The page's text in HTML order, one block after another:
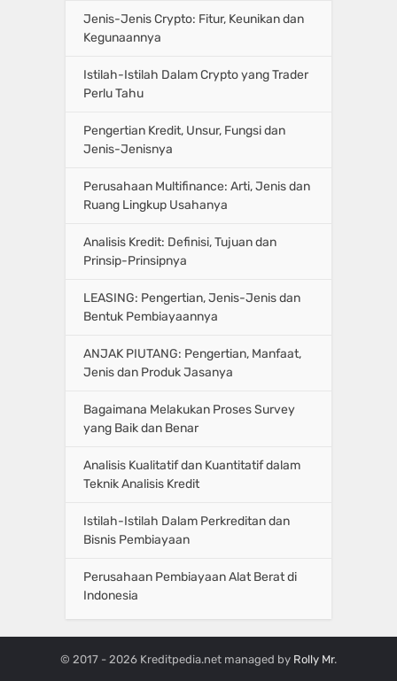
Jenis-Jenis Crypto: Fitur, Keunikan dan
Kegunaannya
Istilah-Istilah Dalam Crypto yang Trader
Perlu Tahu
Pengertian Kredit, Unsur, Fungsi dan
Jenis-Jenisnya
Perusahaan Multifinance: Arti, Jenis dan
Ruang Lingkup Usahanya
Analisis Kredit: Definisi, Tujuan dan
Prinsip-Prinsipnya
LEASING: Pengertian, Jenis-Jenis dan
Bentuk Pembiayaannya
ANJAK PIUTANG: Pengertian, Manfaat,
Jenis dan Produk Jasanya
Bagaimana Melakukan Proses Survey
yang Baik dan Benar
Analisis Kualitatif dan Kuantitatif dalam
Teknik Analisis Kredit
Istilah-Istilah Dalam Perkreditan dan
Bisnis Pembiayaan
Perusahaan Pembiayaan Alat Berat di
Indonesia
© 2017 - 2026 Kreditpedia.net managed by Rolly Mr.